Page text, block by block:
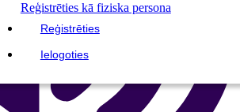
Reģistrēties kā fiziska persona
Reģistrēties
Ielogoties